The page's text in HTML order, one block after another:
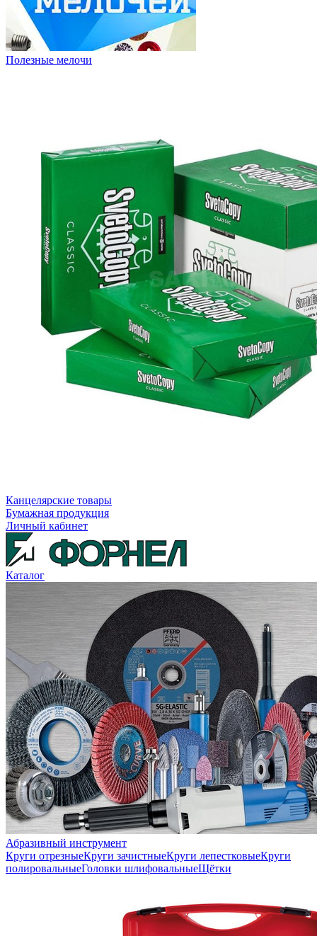
Полезные мелочи
Канцелярские товары
Бумажная продукция
Личный кабинет
Каталог
Абразивный инструмент
Круги отрезныеКруги зачистныеКруги лепестковыеКруги
полировальныеГоловки шлифовальныеЩётки